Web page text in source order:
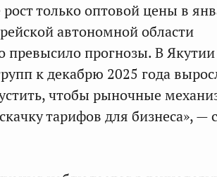
только оптовой цены в
автономной области
превысило прогнозы. В
к декабрю 2025 года
чтобы рыночные
тарифов для бизнеса», —